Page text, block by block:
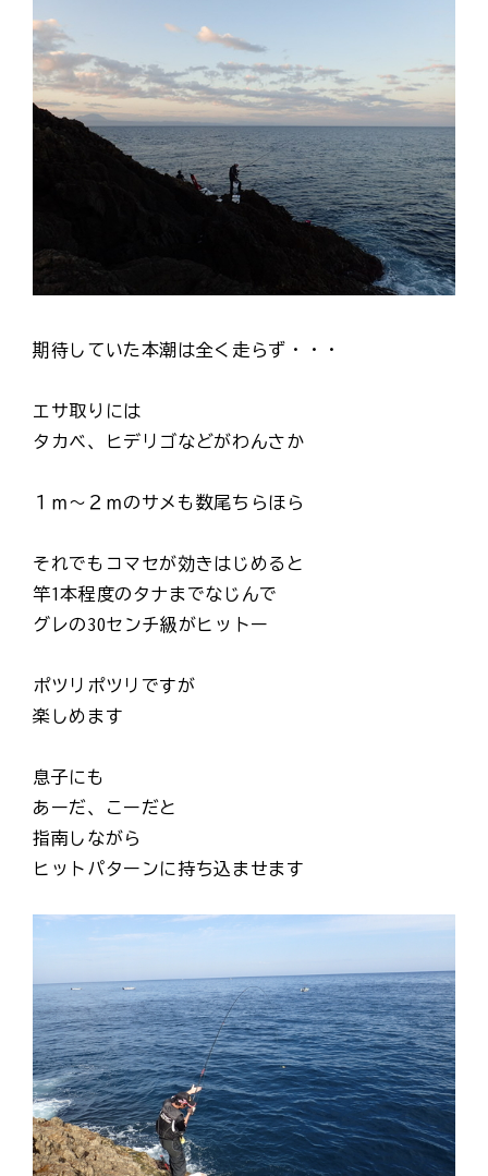
期待していた本潮は全く走らず・・・
エサ取りには
タカベ、ヒデリゴなどがわんさか
１ｍ～２ｍのサメも数尾ちらほら
それでもコマセが効きはじめると
竿1本程度のタナまでなじんで
グレの30センチ級がヒットー
ポツリポツリですが
楽しめます
息子にも
あーだ、こーだと
指南しながら
ヒットパターンに持ち込ませます